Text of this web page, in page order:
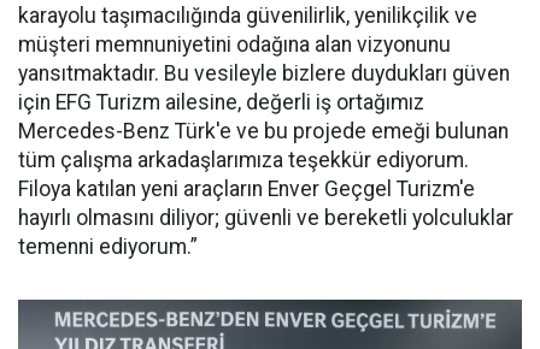
karayolu taşımacılığında güvenilirlik, yenilikçilik ve
müşteri memnuniyetini odağına alan vizyonunu
yansıtmaktadır. Bu vesileyle bizlere duydukları güven
için EFG Turizm ailesine, değerli iş ortağımız
Mercedes-Benz Türk'e ve bu projede emeği bulunan
tüm çalışma arkadaşlarımıza teşekkür ediyorum.
Filoya katılan yeni araçların Enver Geçgel Turizm'e
hayırlı olmasını diliyor; güvenli ve bereketli yolculuklar
temenni ediyorum.”